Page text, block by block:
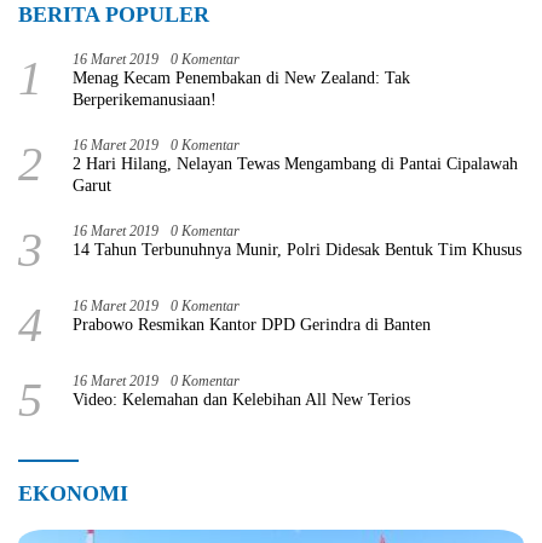
BERITA POPULER
1 16 Maret 2019 0 Komentar
Menag Kecam Penembakan di New Zealand: Tak
Berperikemanusiaan!
2 16 Maret 2019 0 Komentar
2 Hari Hilang, Nelayan Tewas Mengambang di Pantai Cipalawah
Garut
3 16 Maret 2019 0 Komentar
14 Tahun Terbunuhnya Munir, Polri Didesak Bentuk Tim Khusus
4 16 Maret 2019 0 Komentar
Prabowo Resmikan Kantor DPD Gerindra di Banten
5 16 Maret 2019 0 Komentar
Video: Kelemahan dan Kelebihan All New Terios
EKONOMI